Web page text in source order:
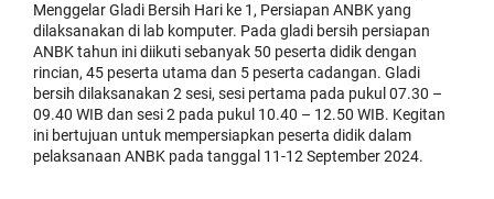
Menggelar Gladi Bersih Hari ke 1, Persiapan ANBK yang
dilaksanakan di lab komputer. Pada gladi bersih persiapan
ANBK tahun ini diikuti sebanyak 50 peserta didik dengan
rincian, 45 peserta utama dan 5 peserta cadangan. Gladi
bersih dilaksanakan 2 sesi, sesi pertama pada pukul 07.30 –
09.40 WIB dan sesi 2 pada pukul 10.40 – 12.50 WIB. Kegitan
ini bertujuan untuk mempersiapkan peserta didik dalam
pelaksanaan ANBK pada tanggal 11-12 September 2024.